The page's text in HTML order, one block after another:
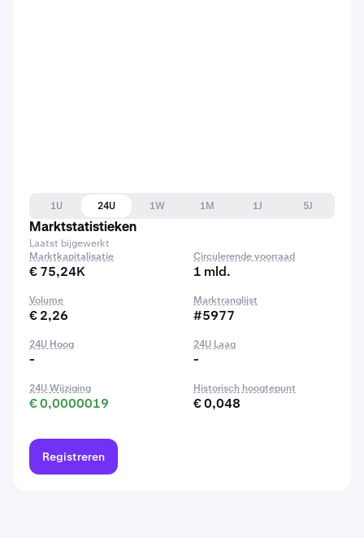
1U 24U 1W 1M 1J
5J
Marktstatistieken
Laatst bijgewerkt
Marktkapitalisatie
€ 75,24K
Circulerende voorraad
1 mld.
Volume
€ 2,26
Marktranglijst
#5977
24U Hoog
-
24U Laag
-
24U Wijziging
€ 0,0000019
Historisch hoogtepunt
€ 0,048
Registreren